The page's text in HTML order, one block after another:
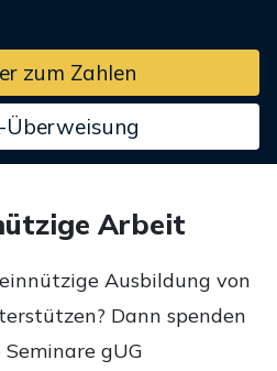
zum Zahlen
Arbeit
Ausbildung von
Dann spenden
gUG